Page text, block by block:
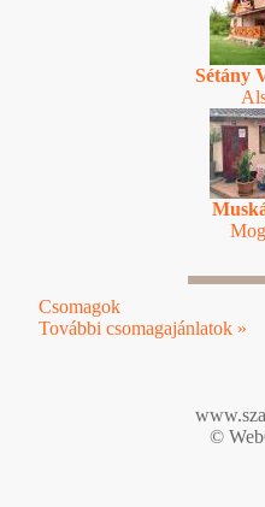
Sétány
Csomagok
További csomagajánlatok »
©